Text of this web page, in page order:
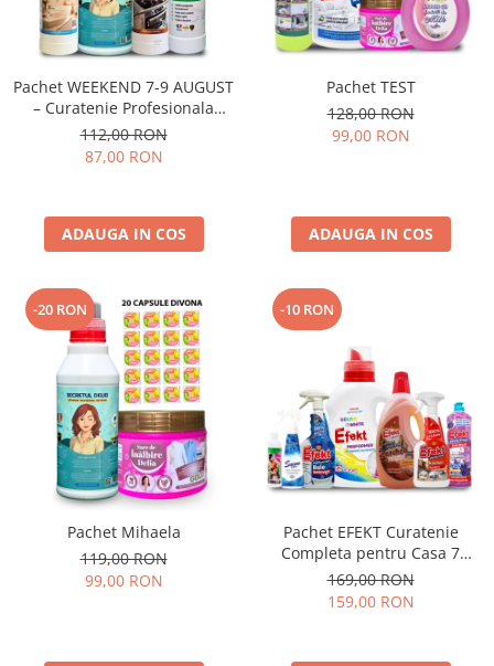
Pachet WEEKEND 7-9 AUGUST
– Curatenie Profesionala
Completa, 4 Produse
112,00 RON
87,00 RON
ADAUGA IN COS
Pachet TEST
128,00 RON
99,00 RON
ADAUGA IN COS
-20 RON
Pachet Mihaela
119,00 RON
99,00 RON
-10 RON
Pachet EFEKT Curatenie
Completa pentru Casa 7
Produse
169,00 RON
159,00 RON